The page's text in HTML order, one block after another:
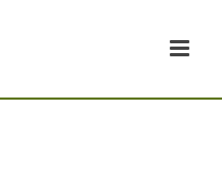
DE AZEITE E